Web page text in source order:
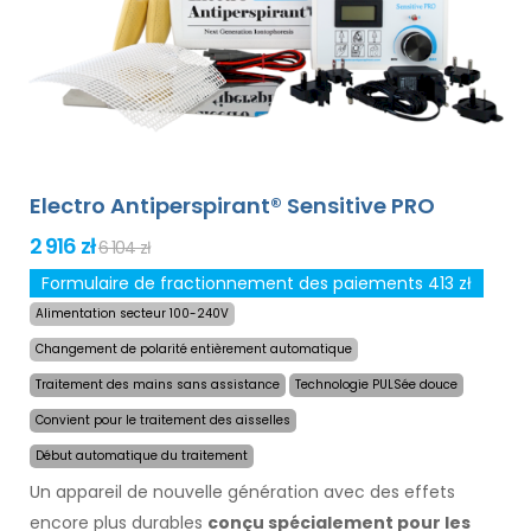
adaptateurs optionnels de notre offre. Le prix du produit
inclut déjà une livraison express dans le monde
entier et une garantie de remboursement en cas
d`insatisfaction. Les instructions d`utilisation sont dans
votre langue.
Electro Antiperspirant® Sensitive PRO
2 916 zł6 104 zł
Formulaire de fractionnement des paiements 413 zł
Alimentation secteur 100-240V
Changement de polarité entièrement automatique
Traitement des mains sans assistance
Technologie PULSée douce
Convient pour le traitement des aisselles
Début automatique du traitement
Un appareil de nouvelle génération avec des effets
encore plus durables conçu spécialement pour les